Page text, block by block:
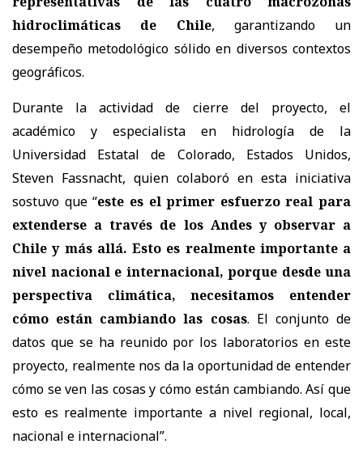
hidroclimáticas de Chile, garantizando un
desempeño metodológico sólido en diversos contextos
geográficos.
Durante la actividad de cierre del proyecto, el
académico y especialista en hidrología de la
Universidad Estatal de Colorado, Estados Unidos,
Steven Fassnacht, quien colaboró en esta iniciativa
sostuvo que “este es el primer esfuerzo real para
extenderse a través de los Andes y observar a
Chile y más allá. Esto es realmente importante a
nivel nacional e internacional, porque desde una
perspectiva climática, necesitamos entender
cómo están cambiando las cosas. El conjunto de
datos que se ha reunido por los laboratorios en este
proyecto, realmente nos da la oportunidad de entender
cómo se ven las cosas y cómo están cambiando. Así que
esto es realmente importante a nivel regional, local,
nacional e internacional”.